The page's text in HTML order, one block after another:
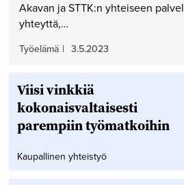
Akavan ja STTK:n yhteiseen
yhteyttä,…
Työelämä | 3.5.2023
Viisi vinkkiä
kokonaisvaltaisesti
parempiin työmatkoihin
Kaupallinen yhteistyö